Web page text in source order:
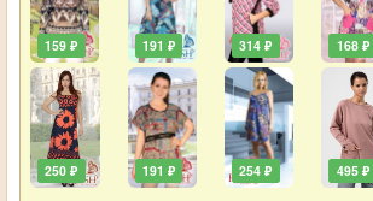
159 ₽
250 ₽
191 ₽
191 ₽
314 ₽
254 ₽
168 ₽
495 ₽